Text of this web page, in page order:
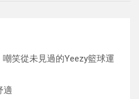
嘲笑從未見過的Yeezy籃球運
適